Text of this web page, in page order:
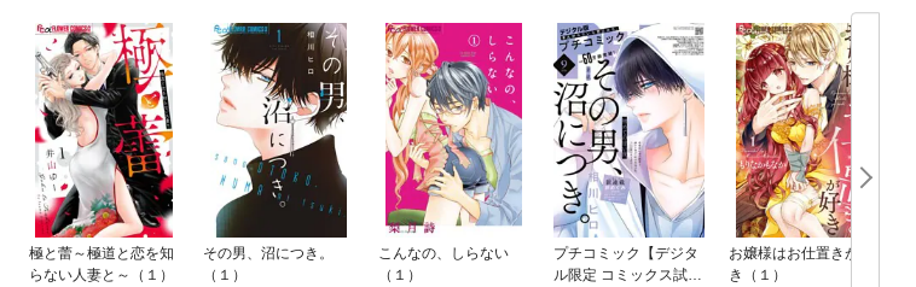
極と蕾～極道と恋を知
らない人妻と～（１）
その男、沼につき。
（１）
こんなの、しらない
（１）
プチコミック【デジタ
ル限定 コミックス試し
お嬢様はお仕置きが好
き（１）